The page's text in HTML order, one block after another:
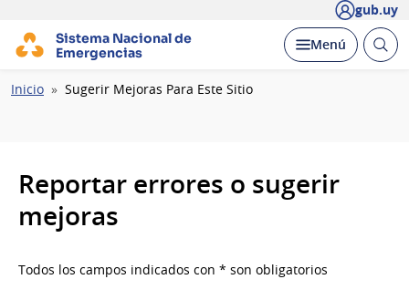
gub.uy
Sistema Nacional de
Emergencias
Desplegar
Menú Abrir
Ruta
Inicio Sugerir Mejoras Para Este Sitio
Reportar errores o sugerir
mejoras
Todos los campos indicados con * son obligatorios